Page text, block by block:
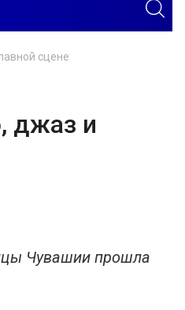
сцене
джаз и
Чувашии прошла